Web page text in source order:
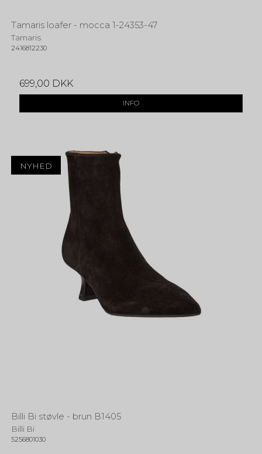
Tamaris loafer - mocca 1-24353-47
Tamaris
2416812230
699,00 DKK
INFO
NYHED
Billi Bi støvle - brun B1405
Billi Bi
5256801030